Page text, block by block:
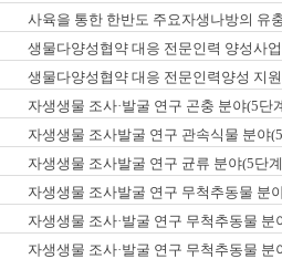
사육을 통한 한반도 주요자생나방의 유
생물다양성협약 대응 전문인력 양성사업
생물다양성협약 대응 전문인력양성 지
자생생물 조사·발굴 연구 곤충 분야(5단
자생생물 조사발굴 연구 관속식물 분야
자생생물 조사발굴 연구 균류 분야(5단
자생생물 조사발굴 연구 무척추동물 분
자생생물 조사·발굴 연구 무척추동물
록/신종 발굴표
자생생물 조사·발굴 연구 무척추동물